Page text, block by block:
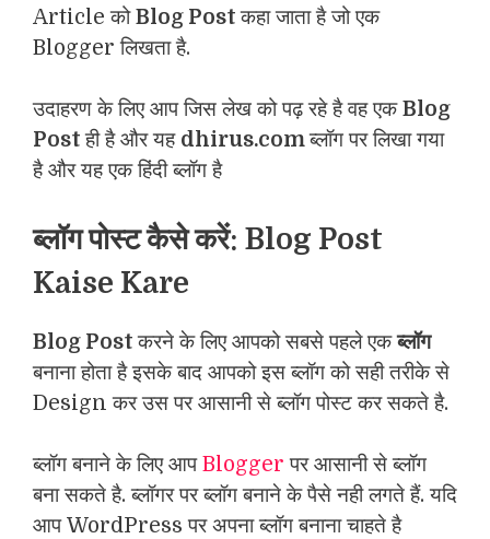
Article कोBlog Postकहा जाता है जो एक
Blogger लिखता है.
उदाहरण के लिए आप जिस लेख को पढ़ रहे है वह एकBlog
Postही है और यह dhirus.comब्लॉग पर लिखा गया
है और यह एक हिंदी ब्लॉग है
ब्लॉग पोस्ट कैसे करें: Blog Post
Kaise Kare
Blog Postकरने के लिए आपको सबसे पहले एकब्लॉग
बनाना होता है इसके बाद आपको इस ब्लॉग को सही तरीके से
Design कर उस पर आसानी से ब्लॉग पोस्ट कर सकते है.
ब्लॉग बनाने के लिए आपBloggerपर आसानी से ब्लॉग
बना सकते है. ब्लॉगर पर ब्लॉग बनाने के पैसे नही लगते हैं. यदि
आप WordPress पर अपना ब्लॉग बनाना चाहते है